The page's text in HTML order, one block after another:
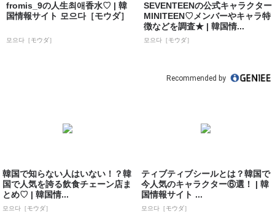
fromis_9の人生최애香水♡ | 韓
国情報サイト 모으다［モウダ］
모으다［モウダ］
SEVENTEENの公式キャラクター
MINITEEN♡メンバーやキャラ特
徴などを調査★ | 韓国情...
모으다［モウダ］
Recommended by
韓国で知らない人はいない！？韓
国で人気を誇る飲食チェーン店ま
とめ♡ | 韓国情...
모으다［モウダ］
ティブティブシールとは？韓国で
今人気のキャラクター⑥選！ | 韓
国情報サイト ...
모으다［モウダ］